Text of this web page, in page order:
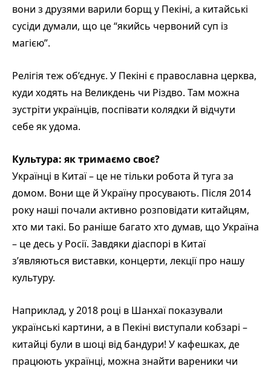
вони з друзями варили борщ у Пекіні, а китайські
сусіди думали, що це “якийсь червоний суп із
магією”.
Релігія теж об’єднує. У Пекіні є православна церква,
куди ходять на Великдень чи Різдво. Там можна
зустріти українців, поспівати колядки й відчути
себе як удома.
Культура: як тримаємо своє?
Українці в Китаї – це не тільки робота й туга за
домом. Вони ще й Україну просувають. Після 2014
року наші почали активно розповідати китайцям,
хто ми такі. Бо раніше багато хто думав, що Україна
– це десь у Росії. Завдяки діаспорі в Китаї
з’являються виставки, концерти, лекції про нашу
культуру.
Наприклад, у 2018 році в Шанхаї показували
українські картини, а в Пекіні виступали кобзарі –
китайці були в шоці від бандури! У кафешках, де
працюють українці, можна знайти вареники чи